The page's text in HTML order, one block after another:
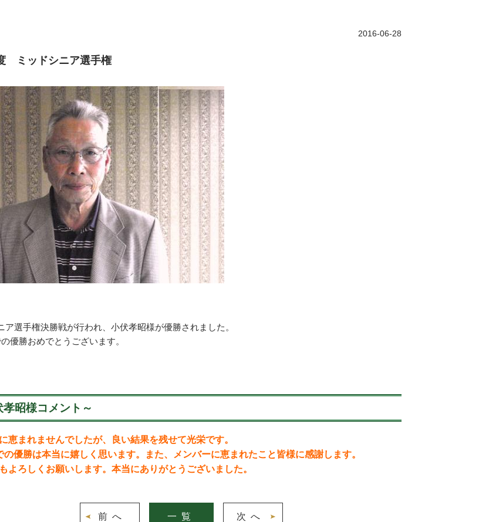
2016-06-28
ミッドシニア選手権
ア選手権決勝戦が行われ、小伏孝昭様が優勝されました。
優勝おめでとうございます。
孝昭様コメント～
恵まれませんでしたが、良い結果を残せて光栄です。
の優勝は本当に嬉しく思います。また、メンバーに恵まれたこと皆様に感謝します。
よろしくお願いします。本当にありがとうございました。
前へ 一覧 次へ